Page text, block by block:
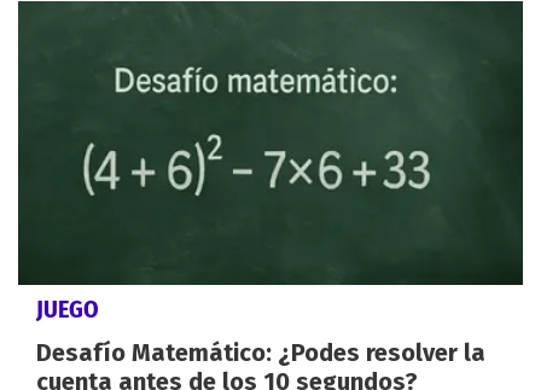
JUEGO
Desafío Matemático: ¿Podes resolver la
cuenta antes de los 10 segundos?